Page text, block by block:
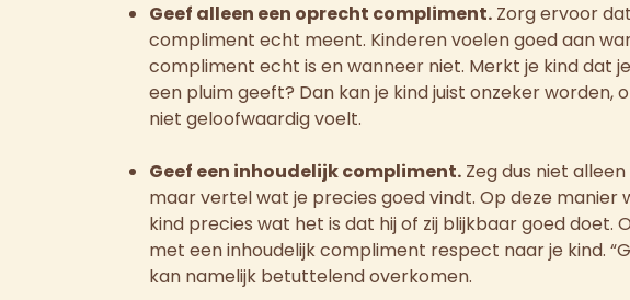
Geef alleen een oprecht compliment. Zorg ervoor
compliment echt meent. Kinderen voelen goed aan
compliment echt is en wanneer niet. Merkt je kind dat
een pluim geeft? Dan kan je kind juist onzeker worden,
niet geloofwaardig voelt.
Geef een inhoudelijk compliment. Zeg dus niet alleen
maar vertel wat je precies goed vindt. Op deze manier
kind precies wat het is dat hij of zij blijkbaar goed doet.
met een inhoudelijk compliment respect naar je kind.
kan namelijk betuttelend overkomen.